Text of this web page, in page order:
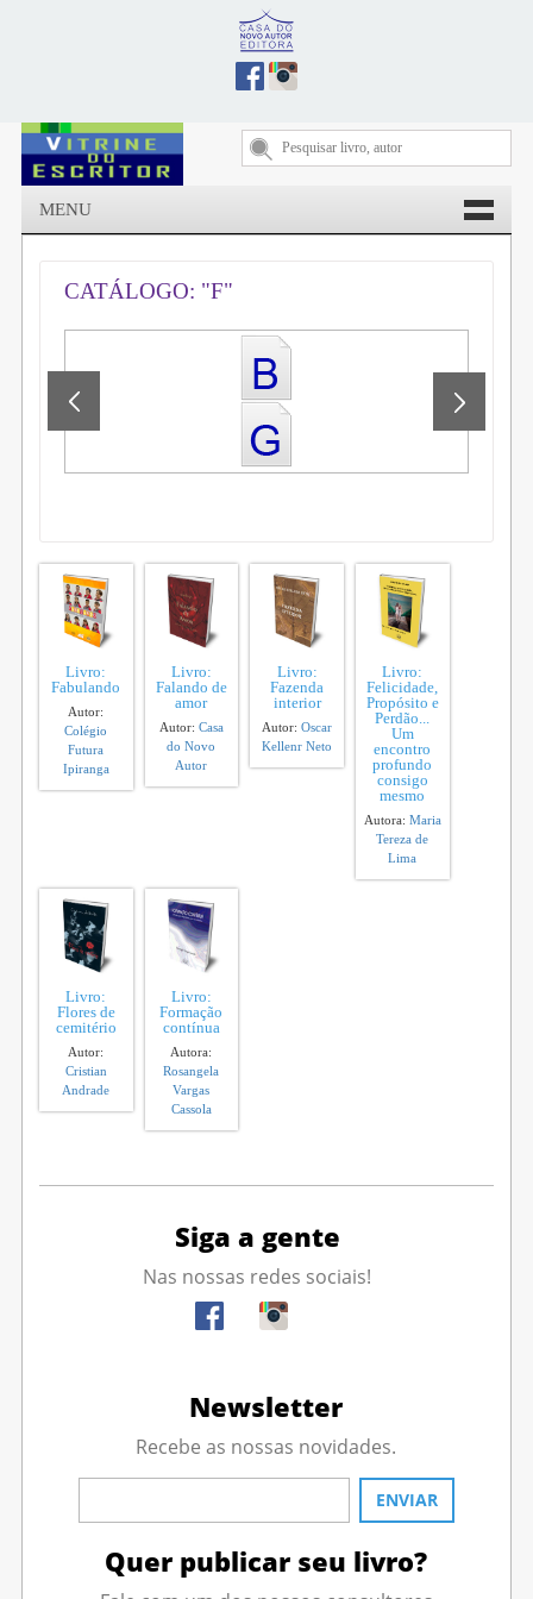
MENU
CATÁLOGO: "F"
Livro:
Fabulando
Autor:
Colégio
Futura
Ipiranga
Livro:
Falando de
amor
Autor: Casa
do Novo
Autor
Livro:
Fazenda
interior
Autor:Oscar
Kellenr Neto
Livro:
Felicidade,
Propósito e
Perdão...
Um
encontro
profundo
consigo
mesmo
Autora: Maria
Tereza de
Lima
Livro:
Flores de
cemitério
Autor:
Cristian
Andrade
Livro:
Formação
contínua
Autora:
Rosangela
Vargas
Cassola
Siga a gente
Nas nossas redes sociais!
Newsletter
Recebe as nossas novidades.
Quer publicar seu livro?